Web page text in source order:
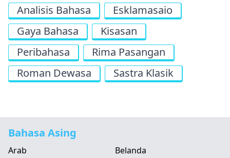
Analisis Bahasa
Esklamasaio
Gaya Bahasa
Kisasan
Peribahasa
Rima Pasangan
Roman Dewasa
Sastra Klasik
Bahasa Asing
Arab
Belanda